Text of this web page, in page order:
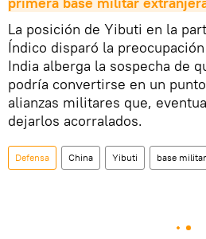
La posición de Yibuti en la
Índico disparó la
India alberga la sospecha de
podría convertirse en un
alianzas militares que,
dejarlos acorralados.
Defensa China Yibuti base militar